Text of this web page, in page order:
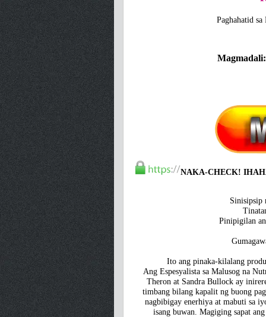
Paghahatid
NAKA-CHECK!
Sinisipsip
Pinipigilan
Ito ang pinaka-kilalang
Ang Espesyalista sa Malusog na
Theron at Sandra Bullock ay
timbang bilang kapalit ng buong
nagbibigay enerhiya at mabuti sa
isang buwan. Magiging sapat